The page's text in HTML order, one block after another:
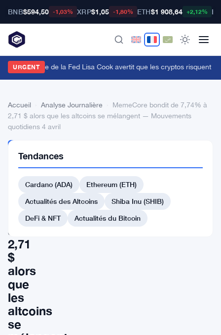
BNB$594,50 -1,03% XRP$1,05 -1,80% ETH$1 908,64 +2,12%
URGENT
gouverneure de la Fed Lisa Cook avertit que les cryptos risquent
Accueil Analyse Journalière
MemeCore bondit de 7,74% à
2,71 $ alors que les altcoins se mélangent — Mouvements
quotidiens 4 avril
JOURNALIÈRE
bondit
7,74%
à
2,71
$
alors
que
les
altcoins
se
Tendances
Cardano (ADA)
Ethereum (ETH)
Actualités des Altcoins
Shiba Inu (SHIB)
DeFi & NFT
Actualités du Bitcoin